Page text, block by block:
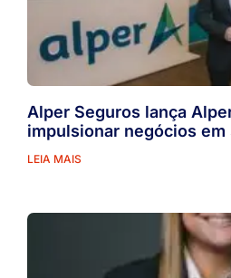
Alper Seguros lança
impulsionar negócios em
LEIA MAIS